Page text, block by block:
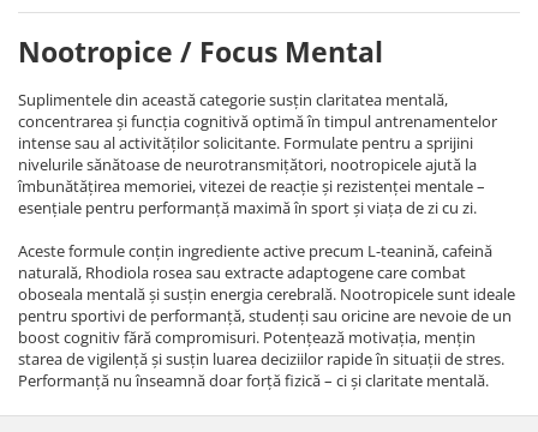
Nootropice / Focus Mental
Suplimentele din această categorie susțin claritatea mentală,
concentrarea și funcția cognitivă optimă în timpul antrenamentelor
intense sau al activităților solicitante. Formulate pentru a sprijini
nivelurile sănătoase de neurotransmițători, nootropicele ajută la
îmbunătățirea memoriei, vitezei de reacție și rezistenței mentale –
esențiale pentru performanță maximă în sport și viața de zi cu zi.
Aceste formule conțin ingrediente active precum L-teanină, cafeină
naturală, Rhodiola rosea sau extracte adaptogene care combat
oboseala mentală și susțin energia cerebrală. Nootropicele sunt ideale
pentru sportivi de performanță, studenți sau oricine are nevoie de un
boost cognitiv fără compromisuri. Potențează motivația, mențin
starea de vigilență și susțin luarea deciziilor rapide în situații de stres.
Performanță nu înseamnă doar forță fizică – ci și claritate mentală.